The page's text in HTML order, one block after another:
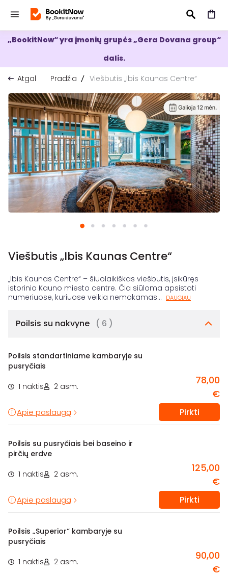
IEŠKOTI
„BookitNow“ yra įmonių grupės „Gera Dovana group“
dalis.
Atgal
Pradžia Viešbutis „Ibis Kaunas Centre“
Viešbutis „Ibis Kaunas Centre“
„Ibis Kaunas Centre“ – šiuolaikiškas viešbutis, įsikūręs
istorinio Kauno miesto centre. Čia siūloma apsistoti
numeriuose, kuriuose veikia nemokamas... DAUGIAU
Poilsis su nakvyne ( 6 )
Poilsis standartiniame kambaryje su
pusryčiais
1 naktis 2 asm.
78,00
€
Apie paslaugą Pirkti
Poilsis su pusryčiais bei baseino ir
pirčių erdve
1 naktis 2 asm.
125,00
€
Apie paslaugą Pirkti
Poilsis „Superior“ kambaryje su
pusryčiais
1 naktis 2 asm.
90,00
€